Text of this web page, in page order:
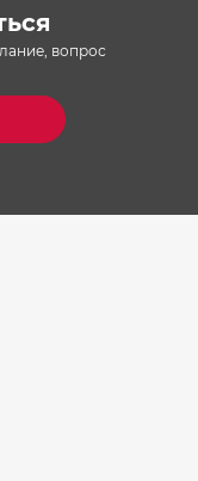
вопрос